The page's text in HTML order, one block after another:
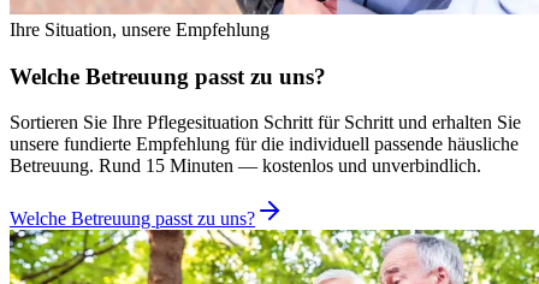
Ihre Situation, unsere Empfehlung
Welche Betreuung passt zu uns?
Sortieren Sie Ihre Pflegesituation Schritt für Schritt und erhalten Sie
unsere fundierte Empfehlung für die individuell passende häusliche
Betreuung. Rund 15 Minuten — kostenlos und unverbindlich.
Welche Betreuung passt zu uns?